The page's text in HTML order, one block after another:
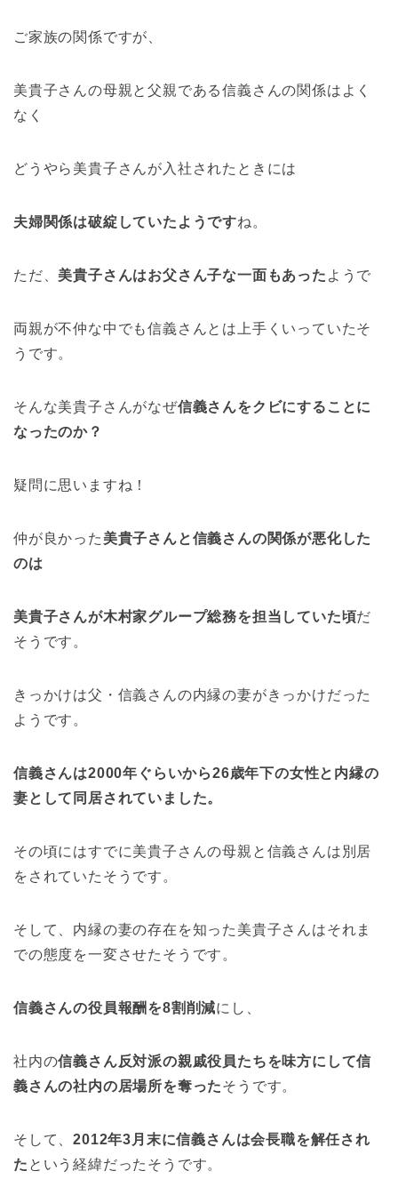
ご家族の関係ですが、
美貴子さんの母親と父親である信義さんの関係はよく
なく
どうやら美貴子さんが入社されたときには
夫婦関係は破綻していたようですね。
ただ、 美貴子さんはお父さん子な一面もあった ようで
両親が不仲な中でも信義さんとは上手くいっていたそ
うです。
そんな美貴子さんがなぜ信義さんをクビにすることに
なったのか？
疑問に思いますね！
仲が良かった 美貴子さんと信義さんの関係が悪化した
のは
美貴子さんが木村家グループ総務を担当していた頃だ
そうです。
きっかけは父・信義さんの内縁の妻がきっかけだった
ようです。
信義さんは2000年ぐらいから26歳年下の女性と内縁の
妻として同居されていました。
その頃にはすでに美貴子さんの母親と信義さんは別居
をされていたそうです。
そして、内縁の妻の存在を知った美貴子さんはそれま
での態度を一変させたそうです。
信義さんの役員報酬を8割削減にし、
社内の信義さん反対派の親戚役員たちを味方にして信
義さんの社内の居場所を奪ったそうです。
そして、2012年3月末に信義さんは会長職を解任され
た という経緯だったそうです。